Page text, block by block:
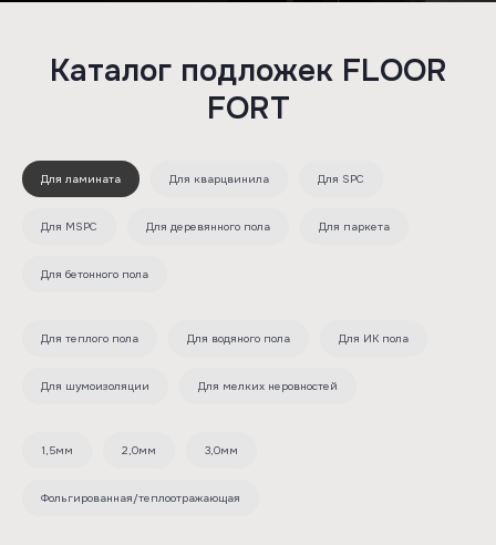
Каталог подложек FLOOR
FORT
Для ламината Для кварцвинила Для SPC
Для MSPC Для деревянного пола Для паркета
Для бетонного пола
Для теплого пола Для водяного пола Для ИК пола
Для шумоизоляции Для мелких неровностей
1,5мм 2,0мм 3,0мм
Фольгированная/теплоотражающая